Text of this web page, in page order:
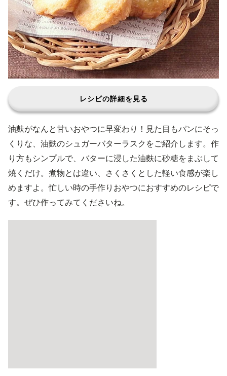
レシピの詳細を見る
油麩がなんと甘いおやつに早変わり！見た目もパンにそっ
くりな、油麩のシュガーバターラスクをご紹介します。作
り方もシンプルで、バターに浸した油麩に砂糖をまぶして
焼くだけ。煮物とは違い、さくさくとした軽い食感が楽し
めますよ。忙しい時の手作りおやつにおすすめのレシピで
す。ぜひ作ってみてくださいね。